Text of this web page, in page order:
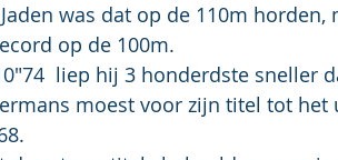
was dat op de 110m
op de 100m.
liep hij 3 honderdste sneller
moest voor zijn titel tot